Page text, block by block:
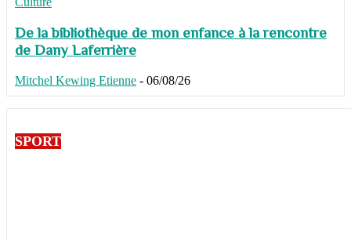
De la bibliothèque de mon enfance à la rencontre
de Dany Laferrière
Mitchel Kewing Etienne - 06/08/26
SPORT